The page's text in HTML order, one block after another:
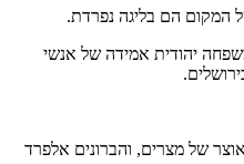
המקום הם בליגה נפרדת.
משפחה יהודית אמידה של אנשי
של מצרים, והברונים אלפרד